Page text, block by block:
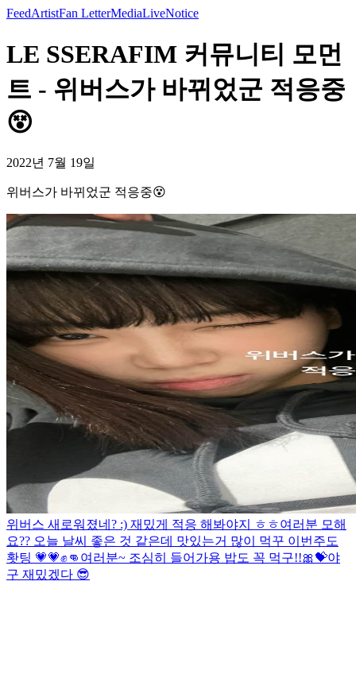
FeedArtistFan LetterMediaLiveNotice
LE SSERAFIM 커뮤니티 모먼
트 - 위버스가 바뀌었군 적응중
😵
2022년 7월 19일
위버스가 바뀌었군 적응중😵
위버스 새로워졌네? :) 재밌게 적응 해봐야지 ㅎㅎ여러분 모해
요?? 오늘 날씨 좋은 것 같은데 맛있는거 많이 먹꾸 이번주도
홧팅 💗💗✊👊 여러분~ 조심히 들어가용 밥도 꼭 먹구!!🎀💝야
구 재밌겠다 😎